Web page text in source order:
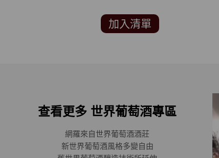
加入清單
查看更多 世界葡萄酒專區
網羅來自世界葡萄酒酒莊
新世界葡萄酒風格多變自由